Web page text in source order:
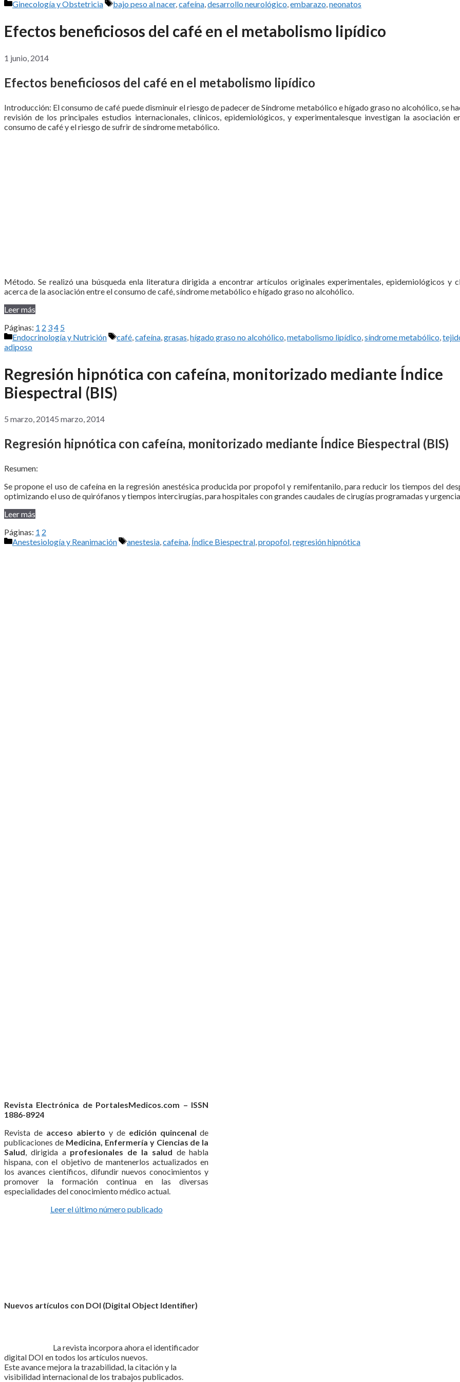
Categorías
Ginecología y Obstetricia Etiquetas
bajo peso al nacer,cafeína,desarrollo neurológico,embarazo,neonatos
Efectos beneficiosos del café en el metabolismo lipídico
1 junio, 2014
Efectos beneficiosos del café en el metabolismo lipídico
Introducción: El consumo de café puede disminuir el riesgo de padecer de Síndrome metabólico e hígado graso no alcohólico, se
revisión de los principales estudios internacionales, clínicos, epidemiológicos, y experimentalesque investigan la asociación
consumo de café y el riesgo de sufrir de síndrome metabólico.
Método. Se realizó una búsqueda enla literatura dirigida a encontrar artículos originales experimentales, epidemiológicos y
acerca de la asociación entre el consumo de café, síndrome metabólico e hígado graso no alcohólico.
Leer más
Páginas: 1 2 34 5
Categorías
Endocrinología y Nutrición Etiquetas
café cafeína grasas hígado graso no alcohólico metabolismo lipídico síndrome metabólico
adiposo
Regresión hipnótica con cafeína, monitorizado mediante Índice
Biespectral (BIS)
5 marzo, 20145 marzo, 2014
Regresión hipnótica con cafeína, monitorizado mediante Índice Biespectral (BIS)
Resumen:
Se propone el uso de cafeína en la regresión anestésica producida por propofol y remifentanilo, para reducir los tiempos del
optimizando el uso de quirófanos y tiempos intercirugías, para hospitales con grandes caudales de cirugías programadas y
Leer más
Páginas: 1 2
Categorías
Anestesiología y Reanimación Etiquetas
anestesia,cafeína, Índice Biespectral,propofol,regresión hipnótica
Revista Electrónica de PortalesMedicos.com – ISSN
1886-8924
Revista de acceso abierto y de edición quincenal de
publicaciones de Medicina, Enfermería y Ciencias de la
Salud, dirigida a profesionales de la salud de habla
hispana, con el objetivo de mantenerlos actualizados en
los avances científicos, difundir nuevos conocimientos y
promover la formación continua en las diversas
especialidades del conocimiento médico actual.
Leer el último número publicado
Nuevos artículos con DOI (Digital Object Identifier)
La revista incorpora ahora el identificador
digital DOI en todos los artículos nuevos.
Este avance mejora la trazabilidad, la citación y la
visibilidad internacional de los trabajos publicados.